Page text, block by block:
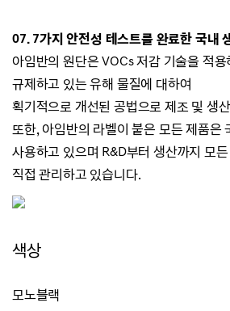
07. 7가지 안전성 테스트를 완료한 국내
아임반의 원단은 VOCs 저감 기술을 적
규제하고 있는유해 물질에 대하여
획기적으로 개선된 공법으로 제조 및 생
또한, 아임반의 라벨이 붙은 모든 제품은
사용하고 있으며 R&D부터 생산까지 모
직접 관리하고 있습니다.
색상
모노블랙